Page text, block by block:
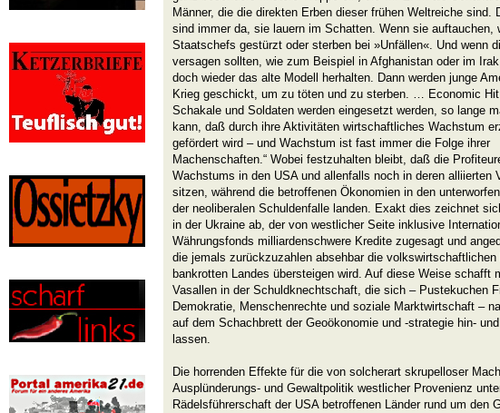
Männer, die die direkten Erben dieser frühen Weltreiche sind.
sind immer da, sie lauern im Schatten. Wenn sie auftauchen,
Staatschefs gestürzt oder sterben bei »Unfällen«. Und wenn
versagen sollten, wie zum Beispiel in Afghanistan oder im
doch wieder das alte Modell herhalten. Dann werden junge
Krieg geschickt, um zu töten und zu sterben. … Economic
Schakale und Soldaten werden eingesetzt werden, so lange
kann, daß durch ihre Aktivitäten wirtschaftliches Wachstum
gefördert wird – und Wachstum ist fast immer die Folge ihrer
Machenschaften.“ Wobei festzuhalten bleibt, daß die
Wachstums in den USA und allenfalls noch in deren alliierten
sitzen, während die betroffenen Ökonomien in den
der neoliberalen Schuldenfalle landen. Exakt dies zeichnet
in der Ukraine ab, der von westlicher Seite inklusive
Währungsfonds milliardenschwere Kredite zugesagt und
die jemals zurückzuzahlen absehbar die volkswirtschaftlichen
bankrotten Landes übersteigen wird. Auf diese Weise schafft
Vasallen in der Schuldknechtschaft, die sich – Pustekuchen
Demokratie, Menschenrechte und soziale Marktwirtschaft –
auf dem Schachbrett der Geoökonomie und -strategie hin-
lassen.
Die horrenden Effekte für die von solcherart skrupelloser
Ausplünderungs- und Gewaltpolitik westlicher Provenienz
Rädelsführerschaft der USA betroffenen Länder rund um den